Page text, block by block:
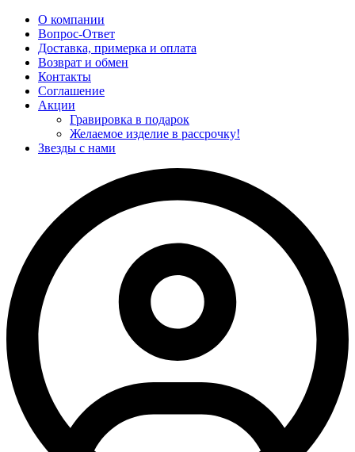
О компании
Вопрос-Ответ
Доставка, примерка и оплата
Возврат и обмен
Контакты
Соглашение
Акции
Гравировка в подарок
Желаемое изделие в рассрочку!
Звезды с нами